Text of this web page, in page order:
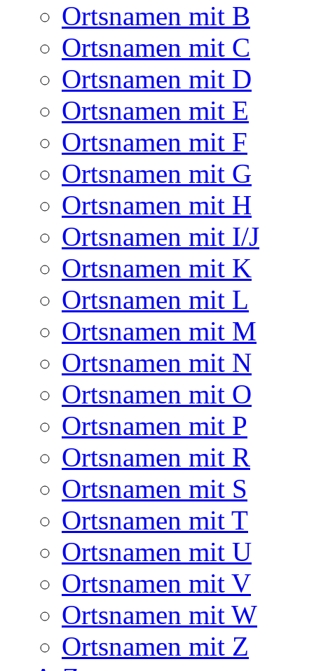
Ortsnamen mit B
Ortsnamen mit C
Ortsnamen mit D
Ortsnamen mit E
Ortsnamen mit F
Ortsnamen mit G
Ortsnamen mit H
Ortsnamen mit I/J
Ortsnamen mit K
Ortsnamen mit L
Ortsnamen mit M
Ortsnamen mit N
Ortsnamen mit O
Ortsnamen mit P
Ortsnamen mit R
Ortsnamen mit S
Ortsnamen mit T
Ortsnamen mit U
Ortsnamen mit V
Ortsnamen mit W
Ortsnamen mit Z